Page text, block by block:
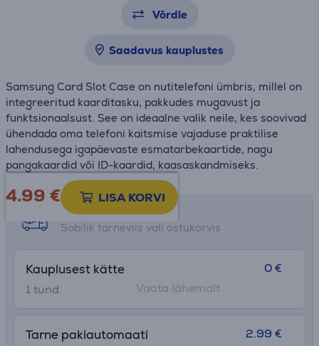
Võrdle
Saadavus kauplustes
Samsung Card Slot Case on nutitelefoni ümbris, millel on
integreeritud kaarditasku, pakkudes mugavust ja
funktsionaalsust. See on ideaalne valik neile, kes soovivad
ühendada oma telefoni kaitsmise vajaduse praktilise
lahendusega igapäevaste esmatarbekaartide, nagu
pangakaardid või ID-kaardid, kaasaskandmiseks.
4.99 € LISA KORVI
Tarne võimalused
Sobilik tarneviis vali ostukorvis
Kauplusest kätte
1 tund
0 €
Vaata lähemalt
Tarne pakiautomaati 2.99 €